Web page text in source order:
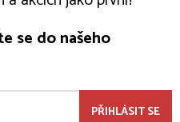
se do našeho
PŘIHLÁSIT SE